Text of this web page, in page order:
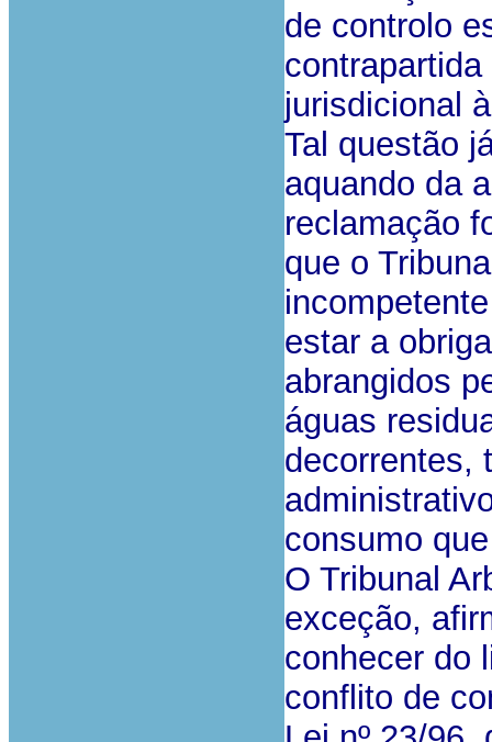
de controlo
jurisdicional
Tal questão
aquando da
reclamação
que o
estar a
abrangidos
águas
decorrentes,
consumo
O Tribunal
exceção,
conhecer do
conflito de